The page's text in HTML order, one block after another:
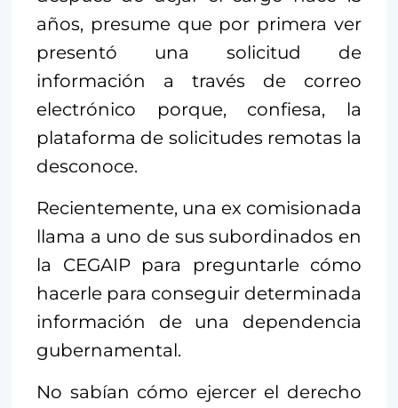
años, presume que por primera ver
presentó una solicitud de
información a través de correo
electrónico porque, confiesa, la
plataforma de solicitudes remotas la
desconoce.
Recientemente, una ex comisionada
llama a uno de sus subordinados en
la CEGAIP para preguntarle cómo
hacerle para conseguir determinada
información de una dependencia
gubernamental.
No sabían cómo ejercer el derecho